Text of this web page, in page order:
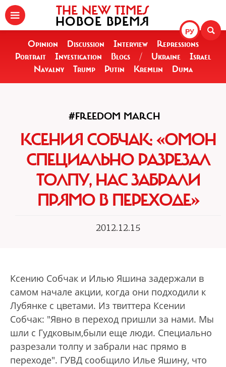
РУ
THE NEW TIMES
НОВОЕ ВРЕМЯ
Opinion Discussion Interview
Repressions
Portrait
Investigation Blogs / Ukraine
Israel
Navalny
Trump Putin Kremlin Duma
#FREEDOM MARCH
КСЕНИЯ СОБЧАК: «ОМОН
СПЕЦИАЛЬНО РАЗРЕЗАЛ
ТОЛПУ, НАС ЗАБРАЛИ
ПРЯМО В ПЕРЕХОДЕ»
2012.12.15
Ксению Собчак и Илью Яшина задержали в
самом начале акции, когда они подходили к
Лубянке с цветами. Из твиттера Ксении
Собчак: "Явно в переход пришли за нами. Мы
шли с Гудковым,были еще люди. Специально
разрезали толпу и забрали нас прямо в
переходе". ГУВД сообщило Илье Яшину, что